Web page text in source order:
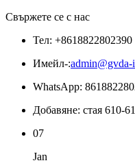
Свържете се с нас
Тел: +8618822802390
Имейл-:admin@gvda-
WhatsApp:
Добавяне: стая 610-
07
Jan